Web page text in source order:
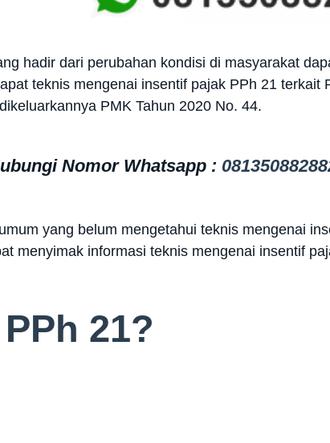
hadir dari perubahan kondisi di masyarakat
teknis mengenai insentif pajak PPh 21 terkait
PMK Tahun 2020 No. 44.
Nomor Whatsapp :
yang belum mengetahui teknis mengenai
menyimak informasi teknis mengenai insentif
21?